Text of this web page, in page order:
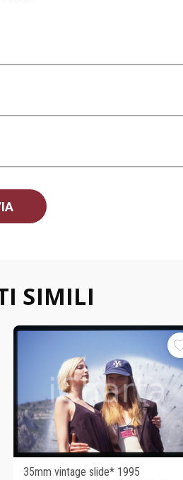
SIMILI
35mm vintage slide* 1995